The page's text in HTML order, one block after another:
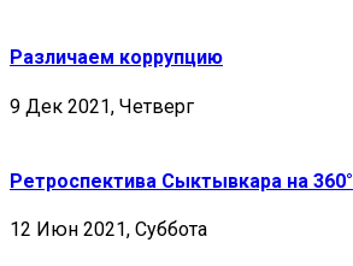
Различаем коррупцию
9 Дек 2021, Четверг
Ретроспектива Сыктывкара на 360°
12 Июн 2021, Суббота